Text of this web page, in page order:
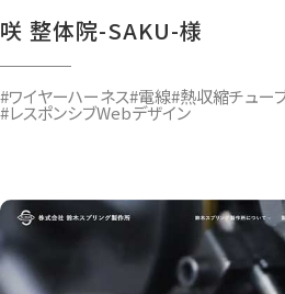
咲 整体院-SAKU-様
#ワイヤーハーネス#電線#熱収縮チュー
#レスポンシブWebデザイン